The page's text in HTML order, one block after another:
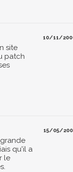
site
patch
10/11/
qu'il a
le
15/05/